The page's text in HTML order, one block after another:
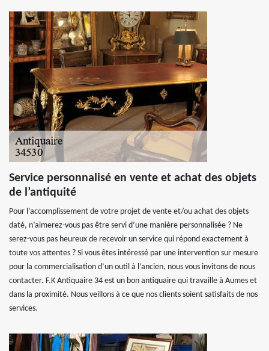
Service personnalisé en vente et achat des objets
de l’antiquité
Pour l’accomplissement de votre projet de vente et/ou achat des objets
daté, n’aimerez-vous pas être servi d’une manière personnalisée ? Ne
serez-vous pas heureux de recevoir un service qui répond exactement à
toute vos attentes ? Si vous êtes intéressé par une intervention sur mesure
pour la commercialisation d’un outil à l’ancien, nous vous invitons de nous
contacter. F.K Antiquaire 34 est un bon antiquaire qui travaille à Aumes et
dans la proximité. Nous veillons à ce que nos clients soient satisfaits de nos
services.